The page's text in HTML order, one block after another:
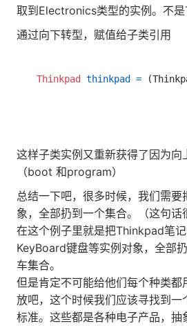
取到Electronics类型的实例。不
通过向下转型，赋值给子类引用
Thinkpad thinkpad =
这样子类实例又重新获得了因为向
（boot 和program）
总结一下吧，很多时候，我们需要
象，全部扔到一个集合。（这句话
在这个例子里就是把Thinkpad笔记
KeyBoard键盘等实例对象，全部
车集合。
但是肯定不可能给他们每个种类都
放吧，这个时候我们应该寻找到一
标准。这些都是各种电子产品，抽